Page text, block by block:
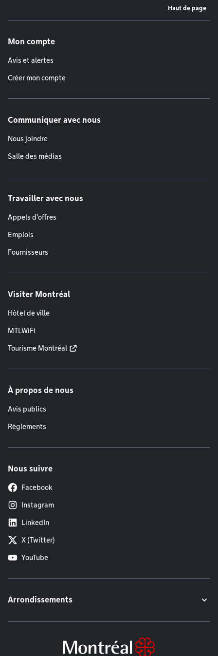
Haut de page
Mon compte
Avis et alertes
Créer mon compte
Communiquer avec nous
Nous joindre
Salle des médias
Travailler avec nous
Appels d'offres
Emplois
Fournisseurs
Visiter Montréal
Hôtel de ville
MTLWiFi
Tourisme Montréal
À propos de nous
Avis publics
Règlements
Nous suivre
Facebook
Instagram
LinkedIn
X (Twitter)
YouTube
Arrondissements